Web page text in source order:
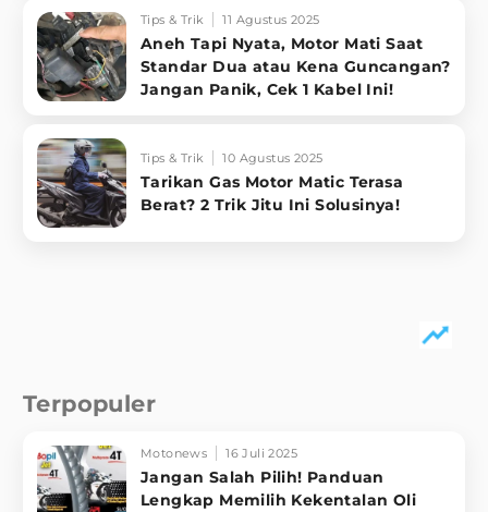
Tips & Trik 11 Agustus 2025
Aneh Tapi Nyata, Motor Mati Saat
Standar Dua atau Kena Guncangan?
Jangan Panik, Cek 1 Kabel Ini!
Tips & Trik 10 Agustus 2025
Tarikan Gas Motor Matic Terasa
Berat? 2 Trik Jitu Ini Solusinya!
Terpopuler
Motonews 16 Juli 2025
Jangan Salah Pilih! Panduan
Lengkap Memilih Kekentalan Oli